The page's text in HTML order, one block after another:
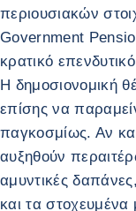
περιουσιακών
Government
κρατικό
Η δημοσιονομική
επίσης να
παγκοσμίως. Αν
αυξηθούν
αμυντικές
και τα